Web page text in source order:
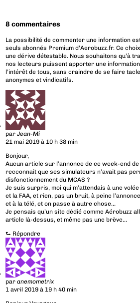
8 commentaires
La possibilité de commenter une information
seuls abonnés Premium d’Aerobuzz.fr. Ce
une dérive détestable. Nous souhaitons qu’à
nos lecteurs puissent apporter une
l’intérêt de tous, sans craindre de se faire
anonymes et vindicatifs.
parJean-Mi
21 mai 2019 à 10 h 38 min
Bonjour,
Aucun article sur l’annonce de ce week-end
recconnait que ses simulateurs n’avait pas
disfonctionnement du MCAS ?
Je suis surpris, moi qui m’attendais à une
et la FAA, et rien, pas un bruit, à peine
et à la télé, et on passe à autre chose…
Je pensais qu’un site dédié comme Aérobuzz
article là-dessus, et même pas une brève…
⮑ Répondre
paranemometrix
1 avril 2019 à 19 h 40 min